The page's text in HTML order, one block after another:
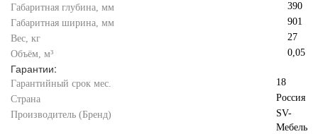
Габаритная глубина, мм
390
Габаритная ширина, мм
901
Вес, кг
27
Объём, м³
0,05
Гарантии:
Гарантийный срок мес.
18
Страна
Россия
Производитель (Бренд)
SV-
Мебель